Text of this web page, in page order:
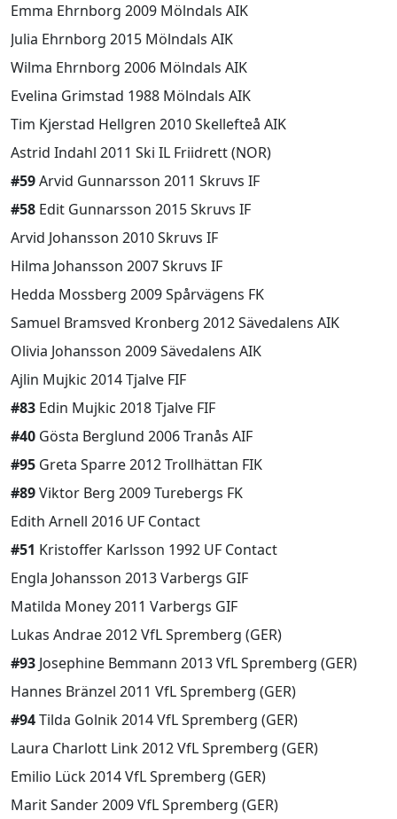
Emma Ehrnborg 2009 Mölndals AIK
Julia Ehrnborg 2015 Mölndals AIK
Wilma Ehrnborg 2006 Mölndals AIK
Evelina Grimstad 1988 Mölndals AIK
Tim Kjerstad Hellgren 2010 Skellefteå AIK
Astrid Indahl 2011 Ski IL Friidrett (NOR)
#59Arvid Gunnarsson 2011 Skruvs IF
#58 Edit Gunnarsson 2015 Skruvs IF
Arvid Johansson 2010 Skruvs IF
Hilma Johansson 2007 Skruvs IF
Hedda Mossberg 2009 Spårvägens FK
Samuel Bramsved Kronberg 2012 Sävedalens AIK
Olivia Johansson 2009 Sävedalens AIK
Ajlin Mujkic 2014 Tjalve FIF
#83 Edin Mujkic 2018 Tjalve FIF
#40 Gösta Berglund 2006 Tranås AIF
#95 Greta Sparre 2012 Trollhättan FIK
#89Viktor Berg 2009 Turebergs FK
Edith Arnell 2016 UF Contact
#51 Kristoffer Karlsson 1992 UF Contact
Engla Johansson 2013 Varbergs GIF
Matilda Money 2011 Varbergs GIF
Lukas Andrae 2012 VfL Spremberg (GER)
#93 Josephine Bemmann 2013 VfL Spremberg (GER)
Hannes Bränzel 2011 VfL Spremberg (GER)
#94Tilda Golnik 2014 VfL Spremberg (GER)
Laura Charlott Link 2012 VfL Spremberg (GER)
Emilio Lück 2014 VfL Spremberg (GER)
Marit Sander 2009 VfL Spremberg (GER)